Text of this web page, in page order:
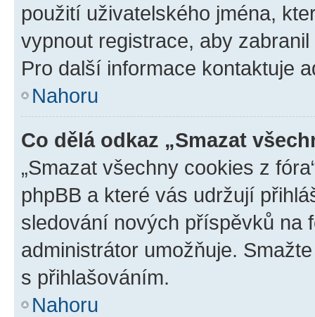
použití uživatelského jména,
vypnout registrace, aby
Pro další informace kontaktuje
Nahoru
Co dělá odkaz „Smazat
„Smazat všechny cookies z
phpBB a které vás udržují
sledování nových příspěvků na
administrátor umožňuje.
s přihlašováním.
Nahoru